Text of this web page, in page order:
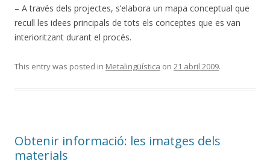
– A través dels projectes, s’elabora un mapa conceptual que
recull les idees principals de tots els conceptes que es van
interioritzant durant el procés.
This entry was posted in Metalingüística on 21 abril 2009.
Obtenir informació: les imatges dels
materials